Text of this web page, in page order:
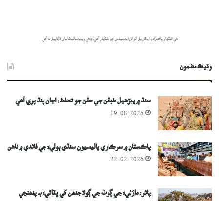
هي اشتهار پاڻمرادو ڏيکاريل گوگل ايڊسينس جو اشتهار آهي، ۽ هي ويب سائيٽ سان لاڳاپيل نه آهي.
وڌيڪ مضمون
سنڌ ۾ پيڙھيل طبقن جي حقن جو تحفظ: اڃان پنڌ پري آھي
19-08-2025
پاڪستان ۾ سرڪاري پاليسيون سنڌي ٻوليءَ جي فائدي ۾ ناهن
22-02-2026
پائر: مارُئيءَ جي ڳوٺ جي ڳولا جنھن کي ڀٽائيءَ بہ پنھنجي